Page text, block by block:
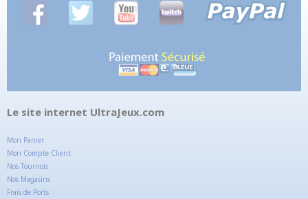
Le site internet UltraJeux.com
Mon Panier
Mon Compte Client
Nos Tournois
Nos Magasins
Frais de Ports